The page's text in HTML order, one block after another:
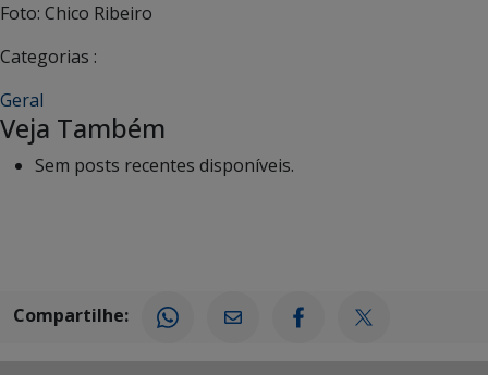
Foto: Chico Ribeiro
Categorias :
Geral
Veja Também
Sem posts recentes disponíveis.
Compartilhe: